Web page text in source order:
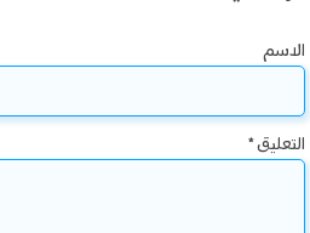
الاسم
التعليق*